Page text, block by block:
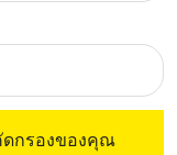
ดกรองของคุณ